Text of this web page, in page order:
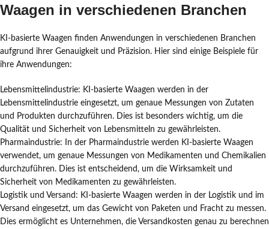
Waagen in verschiedenen Branchen
KI-basierte Waagen finden Anwendungen in verschiedenen Branchen
aufgrund ihrer Genauigkeit und Präzision. Hier sind einige Beispiele für
ihre Anwendungen:
Lebensmittelindustrie: KI-basierte Waagen werden in der
Lebensmittelindustrie eingesetzt, um genaue Messungen von Zutaten
und Produkten durchzuführen. Dies ist besonders wichtig, um die
Qualität und Sicherheit von Lebensmitteln zu gewährleisten.
Pharmaindustrie: In der Pharmaindustrie werden KI-basierte Waagen
verwendet, um genaue Messungen von Medikamenten und Chemikalien
durchzuführen. Dies ist entscheidend, um die Wirksamkeit und
Sicherheit von Medikamenten zu gewährleisten.
Logistik und Versand: KI-basierte Waagen werden in der Logistik und im
Versand eingesetzt, um das Gewicht von Paketen und Fracht zu messen.
Dies ermöglicht es Unternehmen, die Versandkosten genau zu berechnen